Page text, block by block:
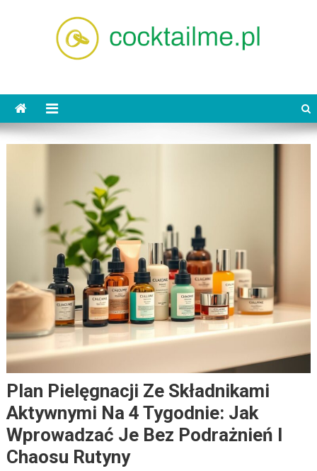
Plan Pielęgnacji Ze Składnikami
Aktywnymi Na 4 Tygodnie: Jak
Wprowadzać Je Bez Podrażnień I
Chaosu Rutyny